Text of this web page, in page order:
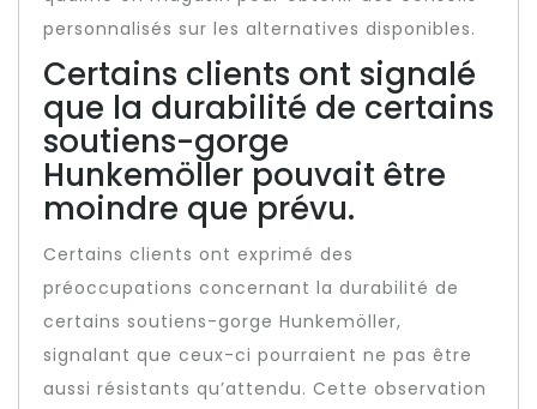
personnalisés sur les alternatives disponibles.
Certains clients ont signalé
que la durabilité de certains
soutiens-gorge
Hunkemöller pouvait être
moindre que prévu.
Certains clients ont exprimé des
préoccupations concernant la durabilité de
certains soutiens-gorge Hunkemöller,
signalant que ceux-ci pourraient ne pas être
aussi résistants qu’attendu. Cette observation